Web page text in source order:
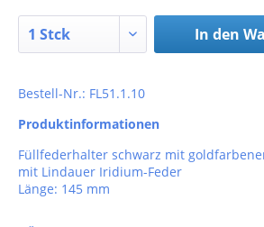
In den
Bestell-Nr.: FL51.1.10
Produktinformationen
Füllfederhalter schwarz mit
mit Lindauer Iridium-Feder
Länge: 145 mm